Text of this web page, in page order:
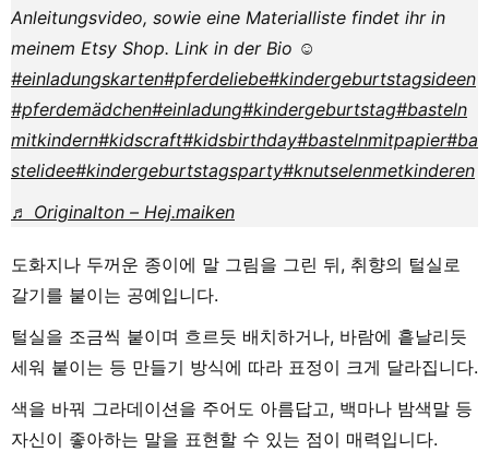
Anleitungsvideo, sowie eine Materialliste findet ihr in
meinem Etsy Shop. Link in der Bio ☺️
#einladungskarten#pferdeliebe#kindergeburtstagsideen
#pferdemädchen#einladung#kindergeburtstag#basteln
mitkindern#kidscraft#kidsbirthday#bastelnmitpapier#ba
stelidee#kindergeburtstagsparty#knutselenmetkinderen
♬ Originalton – Hej.maiken
도화지나 두꺼운 종이에 말 그림을 그린 뒤, 취향의 털실로
갈기를 붙이는 공예입니다.
털실을 조금씩 붙이며 흐르듯 배치하거나, 바람에 흩날리듯
세워 붙이는 등 만들기 방식에 따라 표정이 크게 달라집니다.
색을 바꿔 그라데이션을 주어도 아름답고, 백마나 밤색말 등
자신이 좋아하는 말을 표현할 수 있는 점이 매력입니다.